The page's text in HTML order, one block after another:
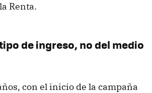
Renta.
de ingreso, no del medio
con el inicio de la campaña